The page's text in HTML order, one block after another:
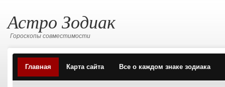
Астро Зодиак
Гороскопы совместимости
Главная Карта сайта Все о каждом знаке зодиака